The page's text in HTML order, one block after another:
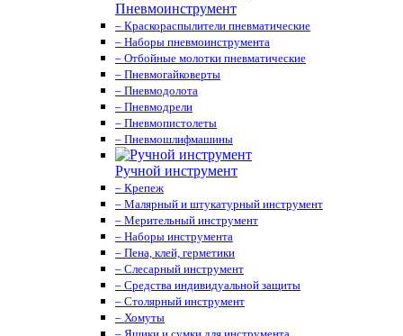
Пневмоинструмент
– Краскораспылители пневматические
– Наборы пневмоинструмента
– Отбойные молотки пневматические
– Пневмогайковерты
– Пневмодолота
– Пневмодрели
– Пневмопистолеты
– Пневмошлифмашины
Ручной инструмент
– Крепеж
– Малярный и штукатурный инструмент
– Мерительный инструмент
– Наборы инструмента
– Пена, клей, герметики
– Слесарный инструмент
– Средства индивидуальной защиты
– Столярный инструмент
– Хомуты